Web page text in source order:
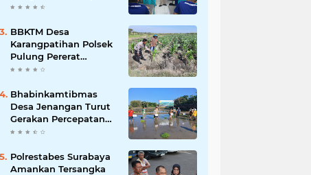
Pemuda Madiun
Mahasiswa UNIPMA
BBKTM Desa
Karangpatihan Polsek
Pulung Pererat
Silaturahmi Bersama
Kamtibmas yang
Aman
Bhabinkamtibmas
Desa Jenangan Turut
Gerakan Percepatan
Tanam, Polri Siap
Pangan Kabupaten
Ponorogo
Polrestabes Surabaya
Amankan Tersangka